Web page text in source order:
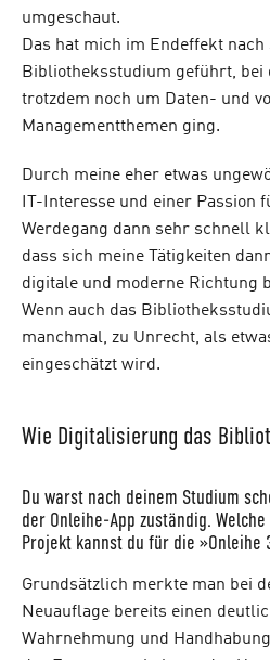
umgeschaut.
Das hat mich im Endeffekt
Bibliotheksstudium geführt, bei
trotzdem noch um Daten- und
Managementthemen ging.
Durch meine eher etwas
IT-Interesse und einer Passion
Werdegang dann sehr schnell
dass sich meine Tätigkeiten
digitale und moderne Richtung
Wenn auch das
manchmal, zu Unrecht, als
eingeschätzt wird.
Wie Digitalisierung das
Du warst nach deinem Studium
der Onleihe-App zuständig.
Projekt kannst du für die »Onleihe
Grundsätzlich merkte man bei
Neuauflage bereits einen
Wahrnehmung und